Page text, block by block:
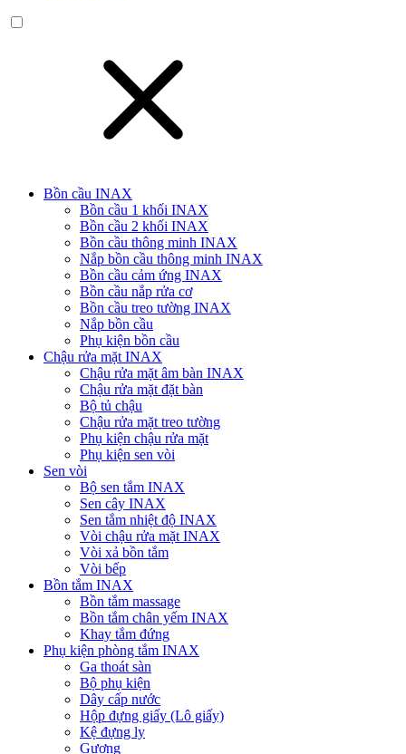
Bồn cầu INAX
Bồn cầu 1 khối INAX
Bồn cầu 2 khối INAX
Bồn cầu thông minh INAX
Nắp bồn cầu thông minh INAX
Bồn cầu cảm ứng INAX
Bồn cầu nắp rửa cơ
Bồn cầu treo tường INAX
Nắp bồn cầu
Phụ kiện bồn cầu
Chậu rửa mặt INAX
Chậu rửa mặt âm bàn INAX
Chậu rửa mặt đặt bàn
Bộ tủ chậu
Chậu rửa mặt treo tường
Phụ kiện chậu rửa mặt
Phụ kiện sen vòi
Sen vòi
Bộ sen tắm INAX
Sen cây INAX
Sen tắm nhiệt độ INAX
Vòi chậu rửa mặt INAX
Vòi xả bồn tắm
Vòi bếp
Bồn tắm INAX
Bồn tắm massage
Bồn tắm chân yếm INAX
Khay tắm đứng
Phụ kiện phòng tắm INAX
Ga thoát sàn
Bộ phụ kiện
Dây cấp nước
Hộp đựng giấy (Lô giấy)
Kệ đựng ly
Gương